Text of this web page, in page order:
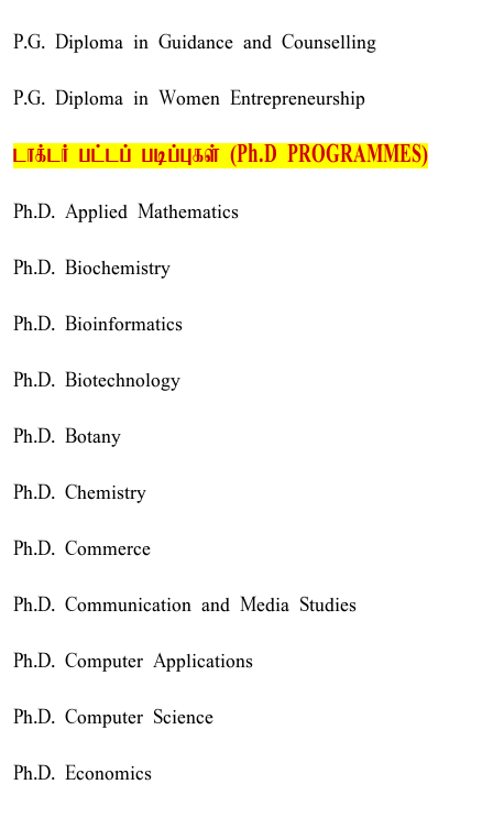
P.G. Diploma in Guidance and Counselling
P.G. Diploma in Women Entrepreneurship
டாக்டர் பட்டப் படிப்புகள் (Ph.D PROGRAMMES)
Ph.D. Applied Mathematics
Ph.D. Biochemistry
Ph.D. Bioinformatics
Ph.D. Biotechnology
Ph.D. Botany
Ph.D. Chemistry
Ph.D. Commerce
Ph.D. Communication and Media Studies
Ph.D. Computer Applications
Ph.D. Computer Science
Ph.D. Economics